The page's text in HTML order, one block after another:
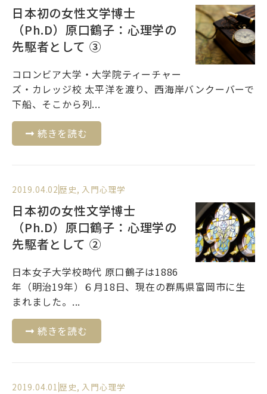
日本初の女性文学博士
（Ph.D）原口鶴子：心理学の
先駆者として ③
コロンビア大学・大学院ティーチャー
ズ・カレッジ校 太平洋を渡り、西海岸バンクーバーで
下船、そこから列...
続きを読む
2019.04.02 歴史, 入門心理学
日本初の女性文学博士
（Ph.D）原口鶴子：心理学の
先駆者として ②
日本女子大学校時代 原口鶴子は1886
年（明治19年）６月18日、現在の群馬県富岡市に生
まれました。...
続きを読む
2019.04.01 歴史,入門心理学